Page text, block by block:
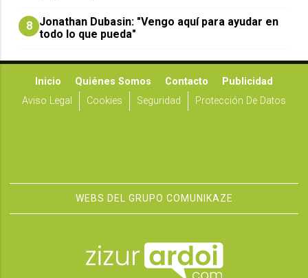
8 Jonathan Dubasin: "Vengo aquí para ayudar en
todo lo que pueda"
Inicio Quiénes Somos Contacto
Publicidad
Aviso Legal
Cookies Seguridad Protección De Datos
WEBS DEL GRUPO COMUNIKAZE